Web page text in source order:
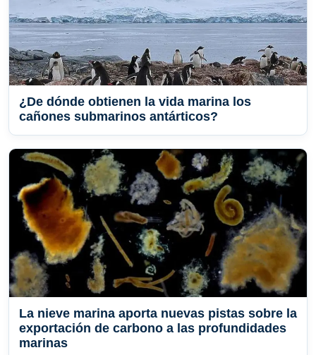
¿De dónde obtienen la vida marina los
cañones submarinos antárticos?
La nieve marina aporta nuevas pistas sobre la
exportación de carbono a las profundidades
marinas